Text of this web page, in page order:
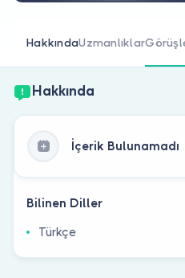
HakkındaUzmanlıklar
Hakkında
İçerik Bulunamadı
Bilinen Diller
Türkçe